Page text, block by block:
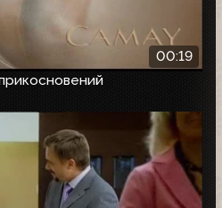
00:19